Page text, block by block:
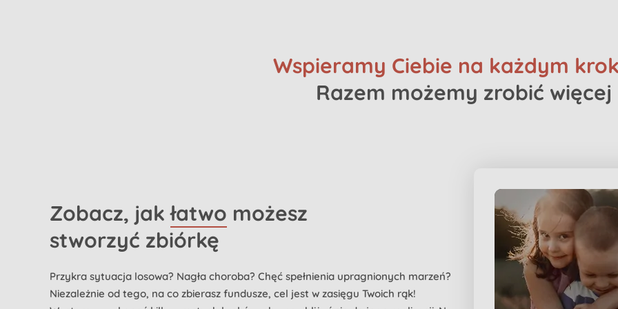
Wspieramy Ciebie na każdym
Razem możemy zrobić więcej
Zobacz, jakłatwo możesz
stworzyć zbiórkę
Przykra sytuacja losowa? Nagła choroba? Chęć spełnienia upragnionych marzeń?
Niezależnie od tego, na co zbierasz fundusze, cel jest w zasięgu Twoich rąk!